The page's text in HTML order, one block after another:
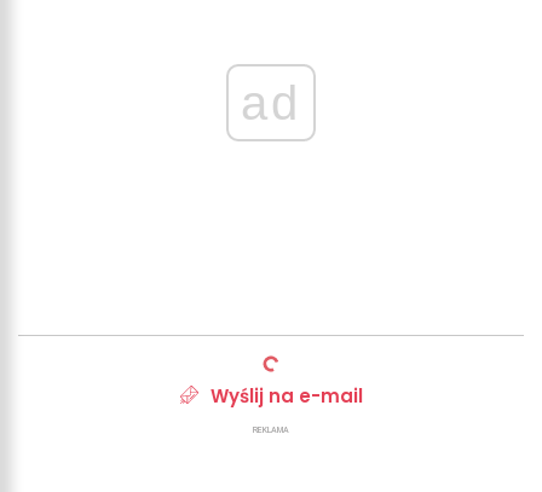
ad
Wyślij na e-mail
REKLAMA